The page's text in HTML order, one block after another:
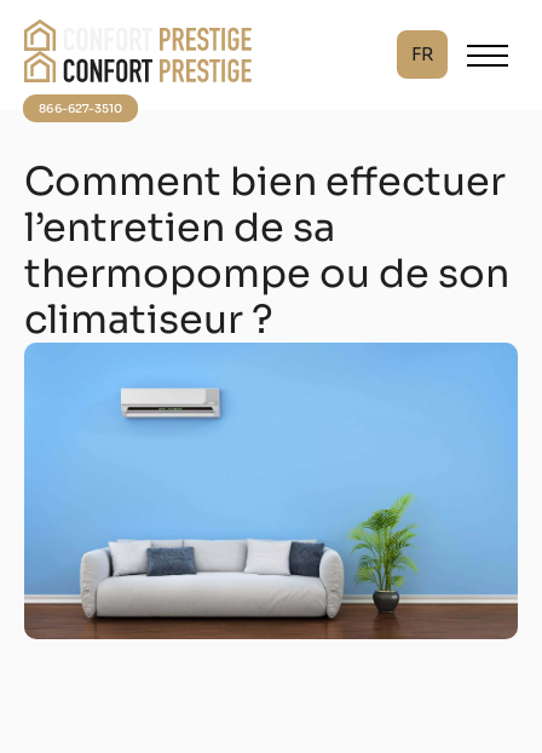
FR
866-627-3510
Comment bien effectuer
l’entretien de sa
thermopompe ou de son
climatiseur ?